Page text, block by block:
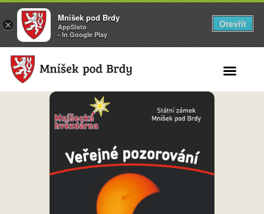
×
Mníšek pod Brdy
AppSisto
- In Google Play
Otevřít